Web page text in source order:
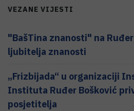
VEZANE VIJESTI
"BašTina znanosti" na
ljubitelja znanosti
„Frizbijada“ u organizaciji
Instituta Ruđer Bošković
posjetitelja